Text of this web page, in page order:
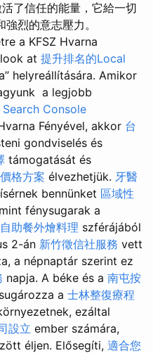
了信任的能量，它給一切
烈的意志壓力。
a KFSZ Hvarna
at 提升排名的Local
helyreállítására. Amikor
a legjobb
Console
Fényével, akkor 台
gondviselés és
támogatását és
格方案 élvezhetjük. 牙醫
bennünket 區域性
mint fénysugarak a
助餐外燴料理 szférájából
2-án 新竹徵信社服務 vett
a népnaptár szerint ez
napja. A béke és a 南屯按
a 士林整復療程
ezáltal
設立 ember számára,
éljen. Elősegíti, 適合您